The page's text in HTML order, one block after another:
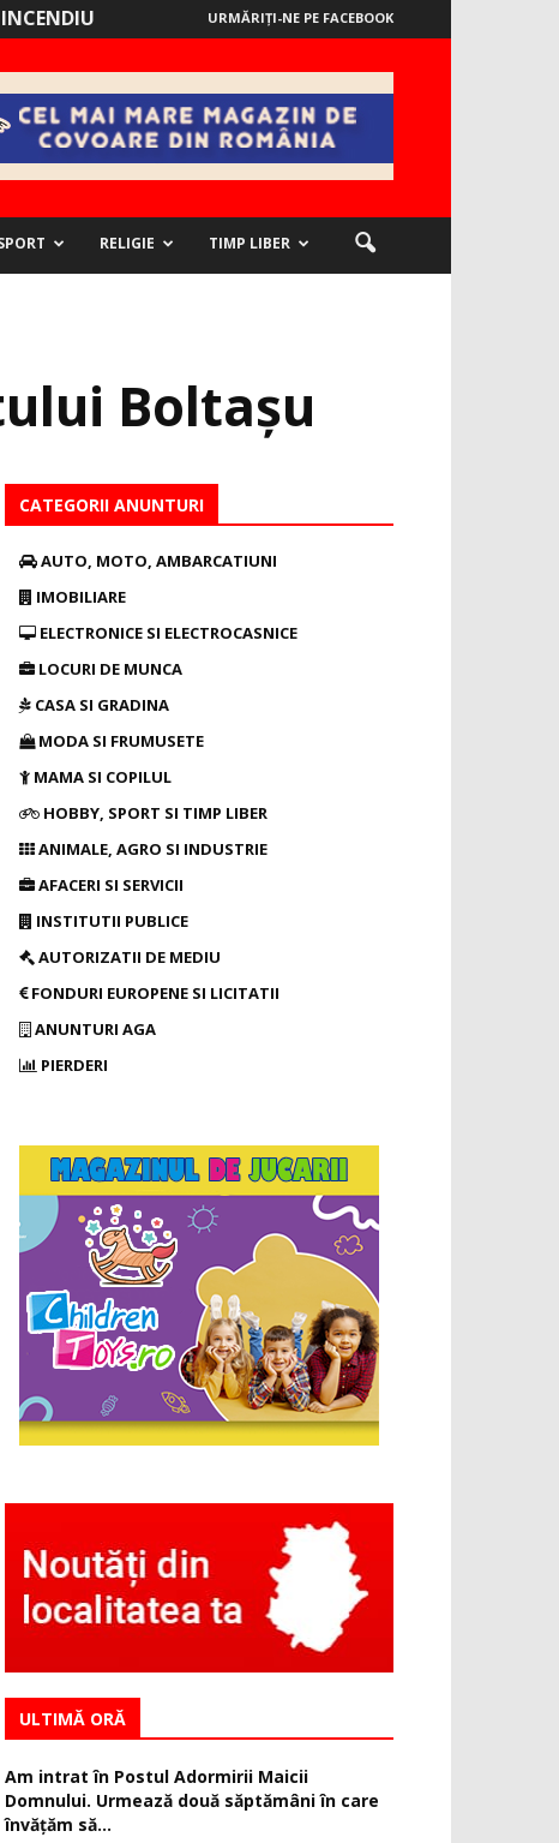
URMĂRIȚI-NE PE FACEBOOK
RELIGIE TIMP LIBER
Boltaşu
CATEGORII ANUNTURI
AUTO, MOTO, AMBARCATIUNI
IMOBILIARE
ELECTRONICE SI ELECTROCASNICE
LOCURI DE MUNCA
CASA SI GRADINA
MODA SI FRUMUSETE
MAMA SI COPILUL
HOBBY, SPORT SI TIMP LIBER
ANIMALE, AGRO SI INDUSTRIE
AFACERI SI SERVICII
INSTITUTII PUBLICE
AUTORIZATII DE MEDIU
FONDURI EUROPENE SI LICITATII
ANUNTURI AGA
PIERDERI
ULTIMĂ ORĂ
Am intrat în Postul Adormirii Maicii
Domnului. Urmează două săptămâni în care
învăţăm să...